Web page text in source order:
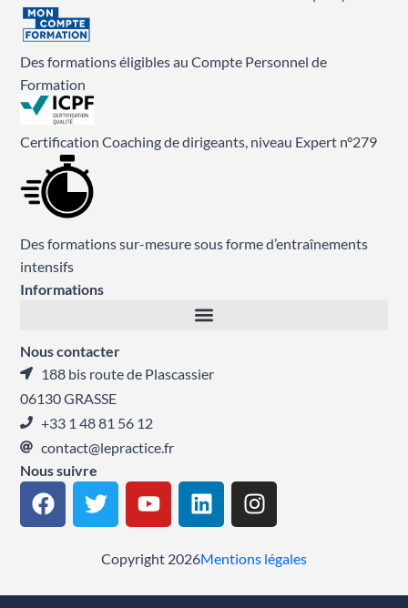
Des formations éligibles au Compte Personnel de
Formation
Certification Coaching de dirigeants, niveau Expert n°279
Des formations sur-mesure sous forme d’entraînements
intensifs
Informations
Nous contacter
188 bis route de Plascassier
06130 GRASSE
+33 1 48 81 56 12
contact@lepractice.fr
Nous suivre
F
a
T
w
t
Y
o
t
L
i
k
I
n
t
Copyright 2026Mentions légales